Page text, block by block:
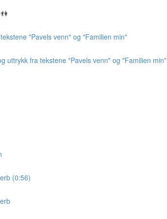
"Pavels venn" og "Familien min"
uttrykk fra tekstene "Pavels venn" og "Familien min"
(0:56)